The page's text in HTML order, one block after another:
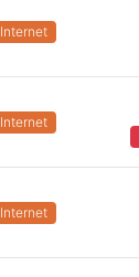
Internet
Internet
Internet